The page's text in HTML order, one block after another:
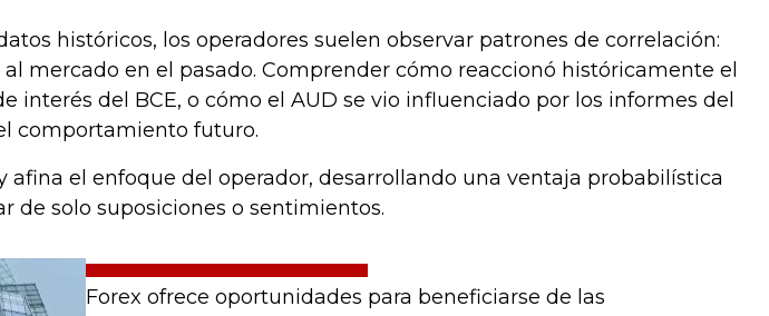
históricos, los operadores suelen observar patrones de correlación:
mercado en el pasado. Comprender cómo reaccionó históricamente el
interés del BCE, o cómo el AUD se vio influenciado por los informes del
comportamiento futuro.
afina el enfoque del operador, desarrollando una ventaja probabilística
de solo suposiciones o sentimientos.
Forex ofrece oportunidades para beneficiarse de las